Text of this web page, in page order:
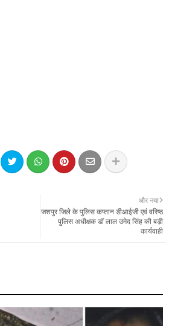
और नया
जशपुर जिले के पुलिस कप्तान डीआईजी एवं वरिष्ठ
पुलिस अधीक्षक डॉ लाल उमेद सिंह की बड़ी
कार्यवाही